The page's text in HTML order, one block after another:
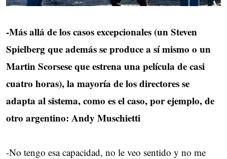
-Más allá de los casos excepcionales (un Steven
Spielberg que además se produce a sí mismo o un
Martin Scorsese que estrena una película de casi
cuatro horas), la mayoría de los directores se
adapta al sistema, como es el caso, por ejemplo, de
otro argentino: Andy Muschietti
-No tengo esa capacidad, no le veo sentido y no me